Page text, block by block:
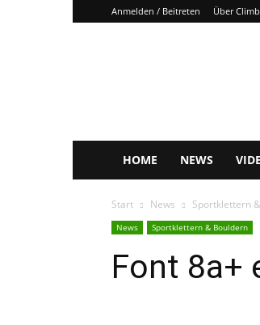
Anmelden / Beitreten Über
HOME NEWS
Start News Sportklettern
News Sportklettern & Bouldern
Font 8a+